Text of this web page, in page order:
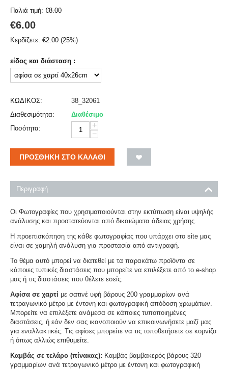
Παλιά τιμή: €8.00
€6.00
Κερδίζετε: €2.00 (25%)
είδος και διάσταση :
ΚΩΔΙΚΟΣ:
38_32061
Διαθεσιμότητα:
Διαθέσιμο
Ποσότητα:
+
−
ΠΡΟΣΘΉΚΗ ΣΤΟ ΚΑΛΆΘΙ
Περιγραφή
Οι Φωτογραφίες που χρησιμοποιούνται στην εκτύπωση είναι υψηλής
ανάλυσης και προστατεύονται από δικαιώματα άδειας χρήσης.
Η προεπισκόπηση της κάθε φωτογραφίας που υπάρχει στο site μας
είναι σε χαμηλή ανάλυση για προστασία από αντιγραφή.
Το θέμα αυτό μπορεί να διατεθεί με τα παρακάτω προϊόντα σε
κάποιες τυπικές διαστάσεις που μπορείτε να επιλέξετε από το e-shop
μας ή τις διαστάσεις που θέλετε εσείς.
Αφίσα σε χαρτί με σατινέ υφή βάρους 200 γραμμαρίων ανά
τετραγωνικό μέτρο με έντονη και φωτογραφική απόδοση χρωμάτων.
Μπορείτε να επιλέξετε ανάμεσα σε κάποιες τυποποιημένες
διαστάσεις, ή εάν δεν σας ικανοποιούν να επικοινωνήσετε μαζί μας
για εναλλακτικές. Τις αφίσες μπορείτε να τις τοποθετήσετε σε κορνίζα
ή όπως αλλιώς επιθυμείτε.
Καμβάς σε τελάρο (πίνακας): Καμβάς βαμβακερός βάρους 320
γραμμαρίων ανά τετραγωνικό μέτρο με έντονη και φωτογραφική